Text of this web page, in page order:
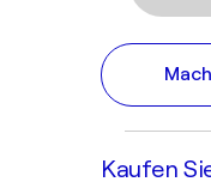
Kaufen